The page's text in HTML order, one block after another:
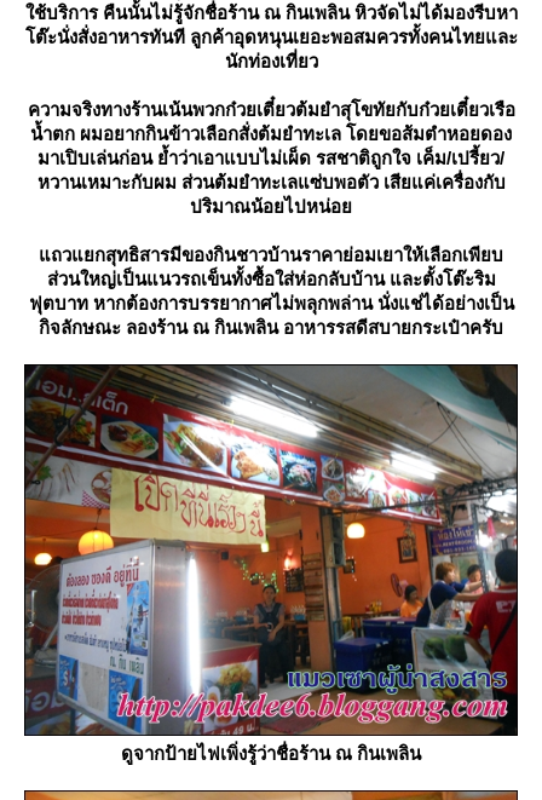
ช้บริการ คืนนั้นไม่รู้จักชื่อร้าน ณ กินเพลิน หิวจัดไม่ได้มองรีบหา
ต๊ะนั่งสั่งอาหารทันที ลูกค้าอุดหนุนเยอะพอสมควรทั้งคนไทยและ
นักท่องเที่ยว
ความจริงทางร้านเน้นพวกก๋วยเตี๋ยวต้มยำสุโขทัยกับก๋วยเตี๋ยวเรือ
น้ำตก ผมอยากกินข้าวเลือกสั่งต้มยำทะเล โดยขอส้มตำหอยดอง
มาเปิบเล่นก่อน ย้ำว่าเอาแบบไม่เผ็ด รสชาติถูกใจ เค็ม/เปรี้ยว/
หวานเหมาะกับผม ส่วนต้มยำทะเลแซ่บพอตัว เสียแค่เครื่องกับ
ปริมาณน้อยไปหน่อ
ถวแยกสุทธิสารมีของกินชาวบ้านราคาย่อมเยาให้เลือกเพียบ
ส่วนใหญ่เป็นแนวรถเข็นทั้งซื้อใส่ห่อกลับบ้าน และตั้งโต๊ะริม
ฟุตบาท หากต้องการบรรยากาศไม่พลุกพล่าน นั่งแช่ได้อย่างเป็น
กิจลักษณะ ลองร้าน ณ กินเพลิน อาหารรสดีสบายกระเป๋าครับ
ดูจากป้ายไฟเพิ่งรู้ว่าชื่อร้าน ณ กินเพลิน